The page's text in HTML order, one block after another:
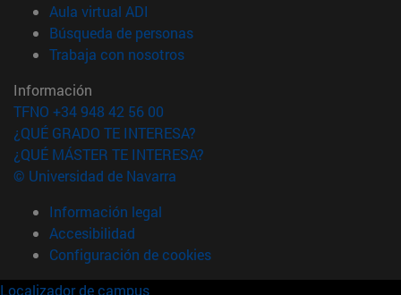
Aula virtual ADI
Búsqueda de personas(abre en nueva ventana)
Trabaja con nosotros(abre en nueva ventana)
Información
TFNO +34 948 42 56 00
¿QUÉ GRADO TE INTERESA?
¿QUÉ MÁSTER TE INTERESA?
© Universidad de Navarra
Información legal
Accesibilidad
Configuración de cookies
Localizador de campus